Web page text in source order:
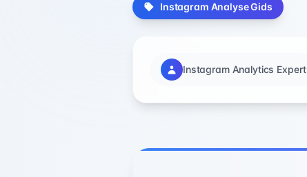
Instagram Analyse Gids
Instagram Analytics Expert